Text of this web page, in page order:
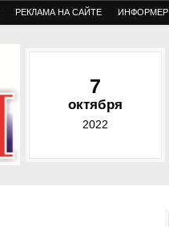
РЕКЛАМА НА САЙТЕ ИНФОРМЕР
7
октября
2022